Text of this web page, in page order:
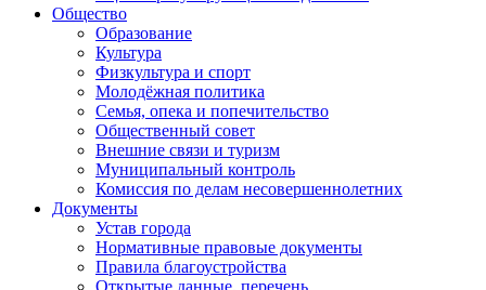
Общество
Образование
Культура
Физкультура и спорт
Молодёжная политика
Семья, опека и попечительство
Общественный совет
Внешние связи и туризм
Муниципальный контроль
Комиссия по делам несовершеннолетних
Документы
Устав города
Нормативные правовые документы
Правила благоустройства
Открытые данные, перечень